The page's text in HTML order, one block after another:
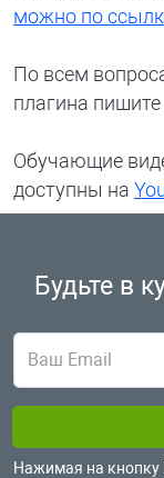
можно по
По всем
плагина
Обучающие
доступны на
Будьте в
Нажимая на кнопку